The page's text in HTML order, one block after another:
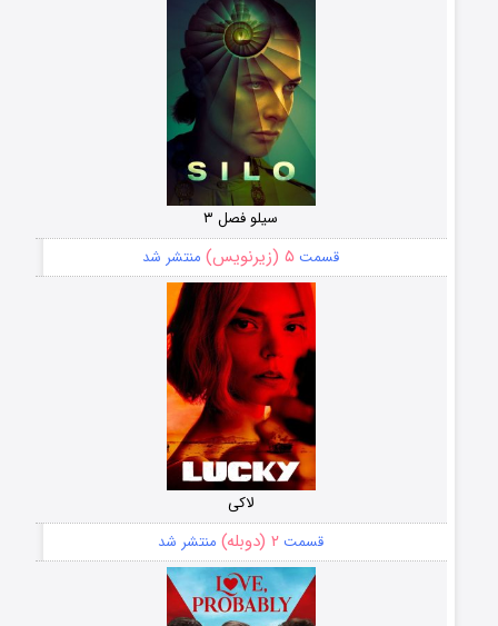
سیلو فصل ۳
قسمت ۵ (زیرنویس) منتشر شد
لاکی
قسمت ۲ (دوبله) منتشر شد